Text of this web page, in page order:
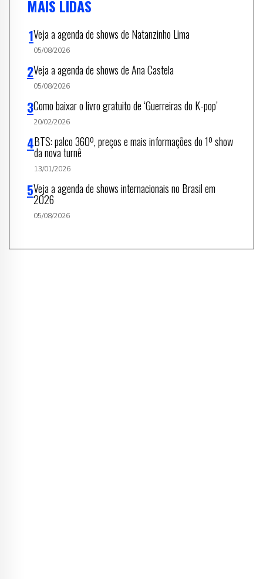
MAIS LIDAS
Veja a agenda de shows de Natanzinho Lima
05/08/2026
Veja a agenda de shows de Ana Castela
05/08/2026
Como baixar o livro gratuito de ‘Guerreiras do K-pop’
20/02/2026
BTS: palco 360º, preços e mais informações do 1º show
da nova turnê
13/01/2026
Veja a agenda de shows internacionais no Brasil em
2026
05/08/2026